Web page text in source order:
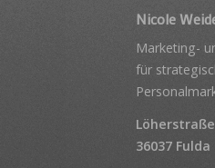
Nicole
Marketing-
für
36037 Fulda